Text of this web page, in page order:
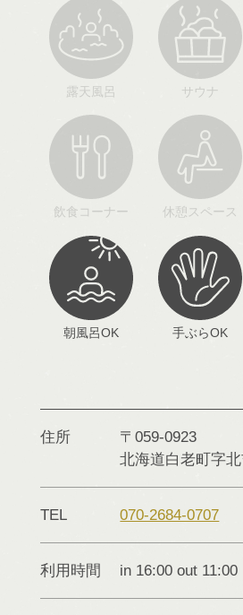
露天風呂 サウナ
飲食コーナー 休憩スペース
朝風呂OK 手ぶらOK
住所
〒059-0923
北海道白老町字
TEL 070-2684-0707
利用時間 in 16:00 out 11:00